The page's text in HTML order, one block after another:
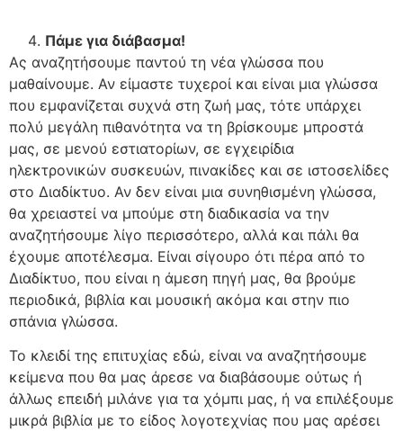
Πάμε για διάβασμα!
Ας αναζητήσουμε παντού τη νέα γλώσσα που
μαθαίνουμε. Αν είμαστε τυχεροί και είναι μια γλώσσα
που εμφανίζεται συχνά στη ζωή μας, τότε υπάρχει
πολύ μεγάλη πιθανότητα να τη βρίσκουμε μπροστά
μας, σε μενού εστιατορίων, σε εγχειρίδια
ηλεκτρονικών συσκευών, πινακίδες και σε ιστοσελίδες
στο Διαδίκτυο. Αν δεν είναι μια συνηθισμένη γλώσσα,
θα χρειαστεί να μπούμε στη διαδικασία να την
αναζητήσουμε λίγο περισσότερο, αλλά και πάλι θα
έχουμε αποτέλεσμα. Είναι σίγουρο ότι πέρα από το
Διαδίκτυο, που είναι η άμεση πηγή μας, θα βρούμε
περιοδικά, βιβλία και μουσική ακόμα και στην πιο
σπάνια γλώσσα.
Το κλειδί της επιτυχίας εδώ, είναι να αναζητήσουμε
κείμενα που θα μας άρεσε να διαβάσουμε ούτως ή
άλλως επειδή μιλάνε για τα χόμπι μας, ή να επιλέξουμε
μικρά βιβλία με το είδος λογοτεχνίας που μας αρέσει